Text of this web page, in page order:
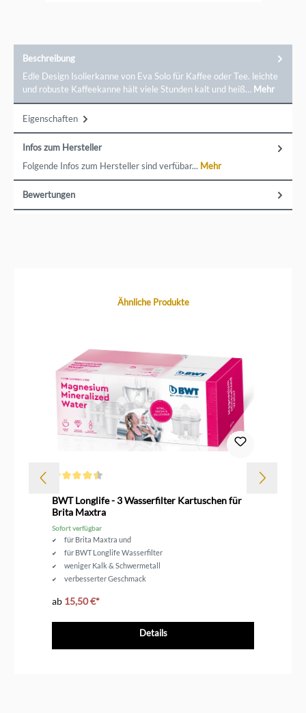
Solo GmbH, Schloßstr. 43-45, 56068 Koblenz,
cs@evasolo.com
Beschreibung
Edle Design Isolierkanne von Eva Solo für Kaffee oder Tee. leichte
und robuste Kaffeekanne hält viele Stunden kalt und heiß… Mehr
Eigenschaften
Infos zum Hersteller
Folgende Infos zum Hersteller sind verfübar... Mehr
Bewertungen
Produktgalerie überspringenÄhnliche Produkte
BWT Longlife - 3 Wasserfilter Kartuschen für
Brita Maxtra
Sofort verfügbar
für Brita Maxtra und
für BWT Longlife Wasserfilter
weniger Kalk & Schwermetall
verbesserter Geschmack
ab 15,50 €*
Details